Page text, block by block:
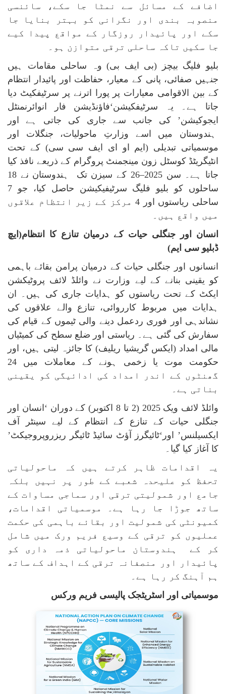
اضافے کے مسائل سے نمٹا جا سکے، سائنسی
منصوبہ بندی اور نگرانی کو بہتر بنایا جا
سکے اور پائیدار روزگار کے مواقع پیدا کیے
جا سکیں تاکہ ساحلی ترقی متوازن ہو۔
بلیو فلیگ بیچز (بی ایف بی) وہ ساحلی مقامات ہیں
جنہیں صفائی، پانی کے معیار، حفاظت اور پائیدار انتظام
کے بین الاقوامی معیارات پر پورا اترنے پر سرٹیفکیٹ دیا
جاتا ہے۔ یہ سرٹیفکیشن‘فاؤنڈیشن فار انوائرنمنٹل
ایجوکیشن’ کی جانب سے جاری کی جاتی ہے اور
ہندوستان میں اسے وزارتِ ماحولیات، جنگلات اور
موسمیاتی تبدیلی (ایم او ای ایف سی سی) کے تحت
انٹیگریٹڈ کوسٹل زون مینجمنٹ پروگرام کے ذریعے نافذ کیا
جاتا ہے۔ سن 2025–26 کے سیزن تک ہندوستان نے 18
ساحلوں کو بلیو فلیگ سرٹیفیکیشن حاصل کیا، جو 7
ساحلی ریاستوں اور 4 مرکز کے زیر انتظام علاقوں
میں واقع ہیں۔
انسان اور جنگلی حیات کے درمیان تنازع کا انتظام(ایچ
ڈبلیو سی ایم)
انسانوں اور جنگلی حیات کے درمیان پرامن بقائے باہمی
کو یقینی بنانے کے لیے وزارت نے وائلڈ لائف پروٹیکشن
ایکٹ کے تحت ریاستوں کو ہدایات جاری کی ہیں۔ ان
ہدایات میں مربوط کارروائی، تنازع والے علاقوں کی
نشاندہی اور فوری ردعمل دینے والی ٹیموں کے قیام کی
سفارش کی گئی ہے۔ ریاستی اور ضلع سطح کی کمیٹیاں
مالی امداد (ایکس گریشیا ریلیف) کا جائزہ لیتی ہیں، اور
حکومت موت یا زخمی ہونے کے معاملات میں 24
گھنٹوں کے اندر امداد کی ادائیگی کو یقینی
بناتی ہے۔
وائلڈ لائف ویک 2025 (2 تا 8 اکتوبر) کے دوران ‘انسان اور
جنگلی حیات کے تنازع کے انتظام کے لیے سینٹر آف
ایکسیلنس’ اور‘ٹائیگرز آؤٹ سائیڈ ٹائیگر ریزروپروجیکٹ’
کا آغاز کیا گیا۔
یہ اقدامات ظاہر کرتے ہیں کہ ماحولیاتی
تحفظ کو علیحدہ شعبے کے طور پر نہیں بلکہ
جامع اور شمولیتی ترقی اور سماجی مساوات کے
ساتھ جوڑا جا رہا ہے۔ موسمیاتی اقدامات،
کمیونٹی کی شمولیت اور بقائے باہمی کی حکمت
عملیوں کو ترقی کے وسیع فریم ورک میں شامل
کر کے ہندوستان ماحولیاتی ذمہ داری کو
پائیدار اور منصفانہ ترقی کے اہداف کے ساتھ
ہم آہنگ کر رہا ہے۔
موسمیاتی اور اسٹریٹجک پالیسی فریم ورکس